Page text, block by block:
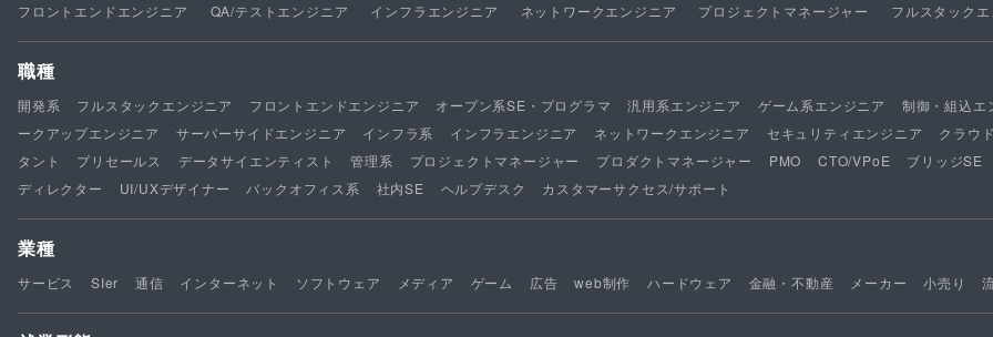
フロントエンドエンジニア QA/テストエンジニア インフラエンジニア ネットワークエンジニア プロジェクトマネージャー フルスタック
職種
開発系 フルスタックエンジニア フロントエンドエンジニア オープン系SE・プログラマ 汎用系エンジニア ゲーム系エンジニア
制御・組込エ
ークアップエンジニア
サーバーサイドエンジニア インフラ系 インフラエンジニア ネットワークエンジニア セキュリティエンジニア
クラウ
タント
プリセールス データサイエンティスト 管理系 プロジェクトマネージャー プロダクトマネージャー PMO CTO/VPoE
ブリッジSE
ディレクター
UI/UXデザイナー バックオフィス系 社内SE ヘルプデスク カスタマーサクセス/サポート
業種
サービス SIer 通信 インターネット ソフトウェア メディア ゲーム 広告 web制作 ハードウェア 金融・不動産 メーカー 小売り